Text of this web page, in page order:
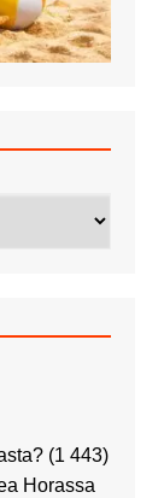
(1 443)
Horassa